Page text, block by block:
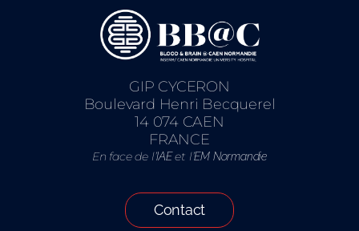
GIP CYCERON
Boulevard Henri Becquerel
14 074 CAEN
FRANCE
En face de l’IAEet l’EM Normandie
Contact